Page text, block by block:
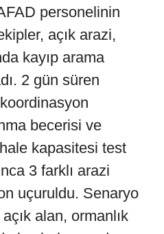
personelinin
açık arazi,
kayıp arama
2 gün süren
becerisi ve
kapasitesi test
3 farklı arazi
uçuruldu. Senaryo
alan, ormanlık